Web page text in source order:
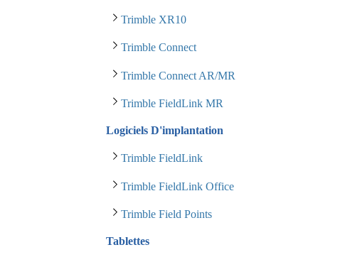
Trimble XR10
Trimble Connect
Trimble Connect AR/MR
Trimble FieldLink MR
Logiciels D'implantation
Trimble FieldLink
Trimble FieldLink Office
Trimble Field Points
Tablettes